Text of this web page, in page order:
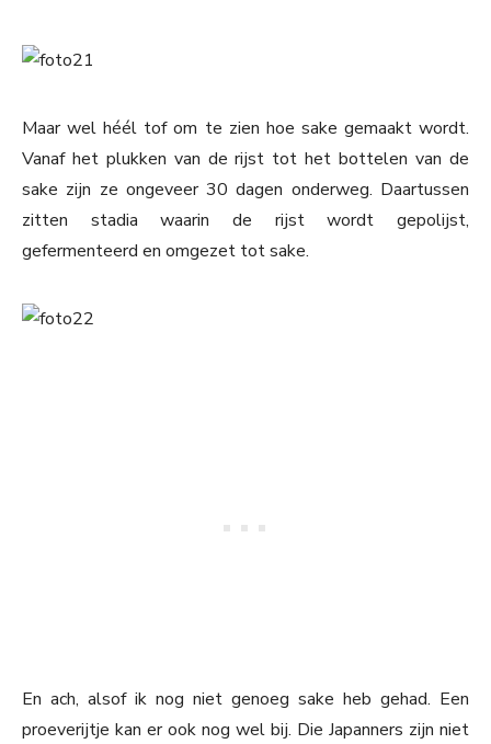
Maar wel héél tof om te zien hoe sake gemaakt wordt.
Vanaf het plukken van de rijst tot het bottelen van de
sake zijn ze ongeveer 30 dagen onderweg. Daartussen
zitten stadia waarin de rijst wordt gepolijst,
gefermenteerd en omgezet tot sake.
En ach, alsof ik nog niet genoeg sake heb gehad. Een
proeverijtje kan er ook nog wel bij. Die Japanners zijn niet